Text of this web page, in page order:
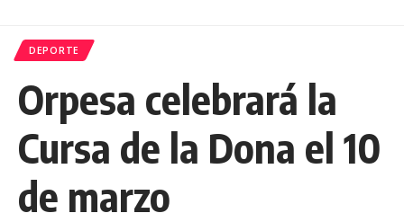
DEPORTE
Orpesa celebrará la
Cursa de la Dona el 10
de marzo